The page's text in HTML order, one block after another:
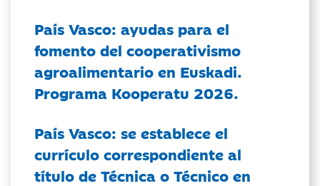
País Vasco: ayudas para el
fomento del cooperativismo
agroalimentario en Euskadi.
Programa Kooperatu 2026.
País Vasco: se establece el
currículo correspondiente al
título de Técnica o Técnico en